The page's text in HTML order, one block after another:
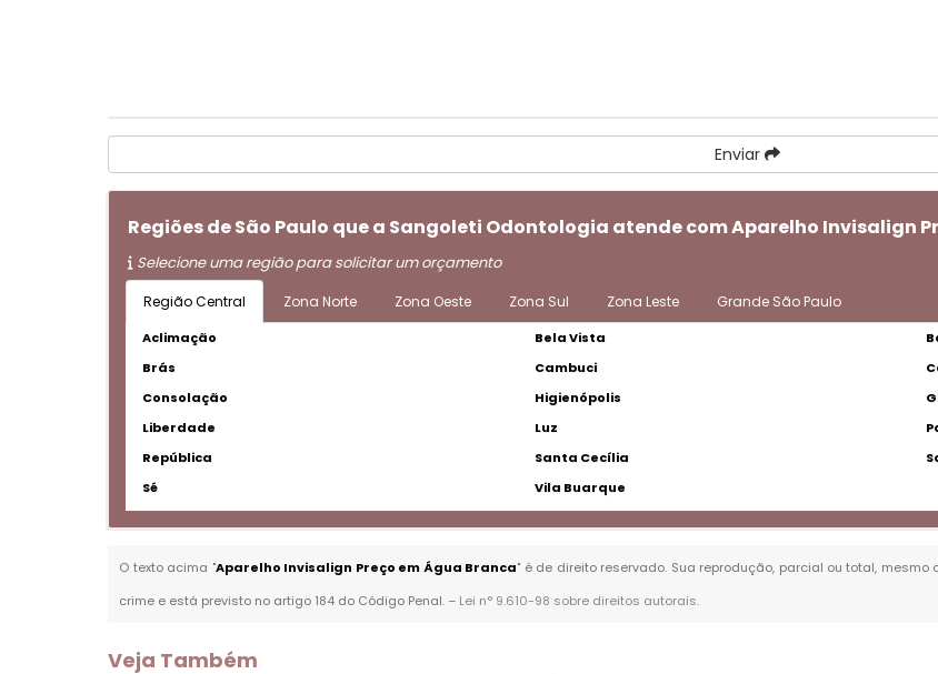
Enviar
Regiões de São Paulo que a Sangoleti Odontologia atende com Aparelho Invisalign
Selecione uma região para solicitar um orçamento
Região Central Zona Norte Zona Oeste Zona Sul Zona Leste Grande São Paulo
Aclimação Bela Vista
Brás
Cambuci
Consolação
Higienópolis
Liberdade
Luz
República
Santa Cecília
Sé
Vila Buarque
O texto acima "Aparelho Invisalign Preço em Água Branca" é de direito reservado. Sua reprodução, parcial ou total,
crime e está previsto no artigo 184 do Código Penal. – Lei n° 9.610-98 sobre direitos autorais.
Veja Também